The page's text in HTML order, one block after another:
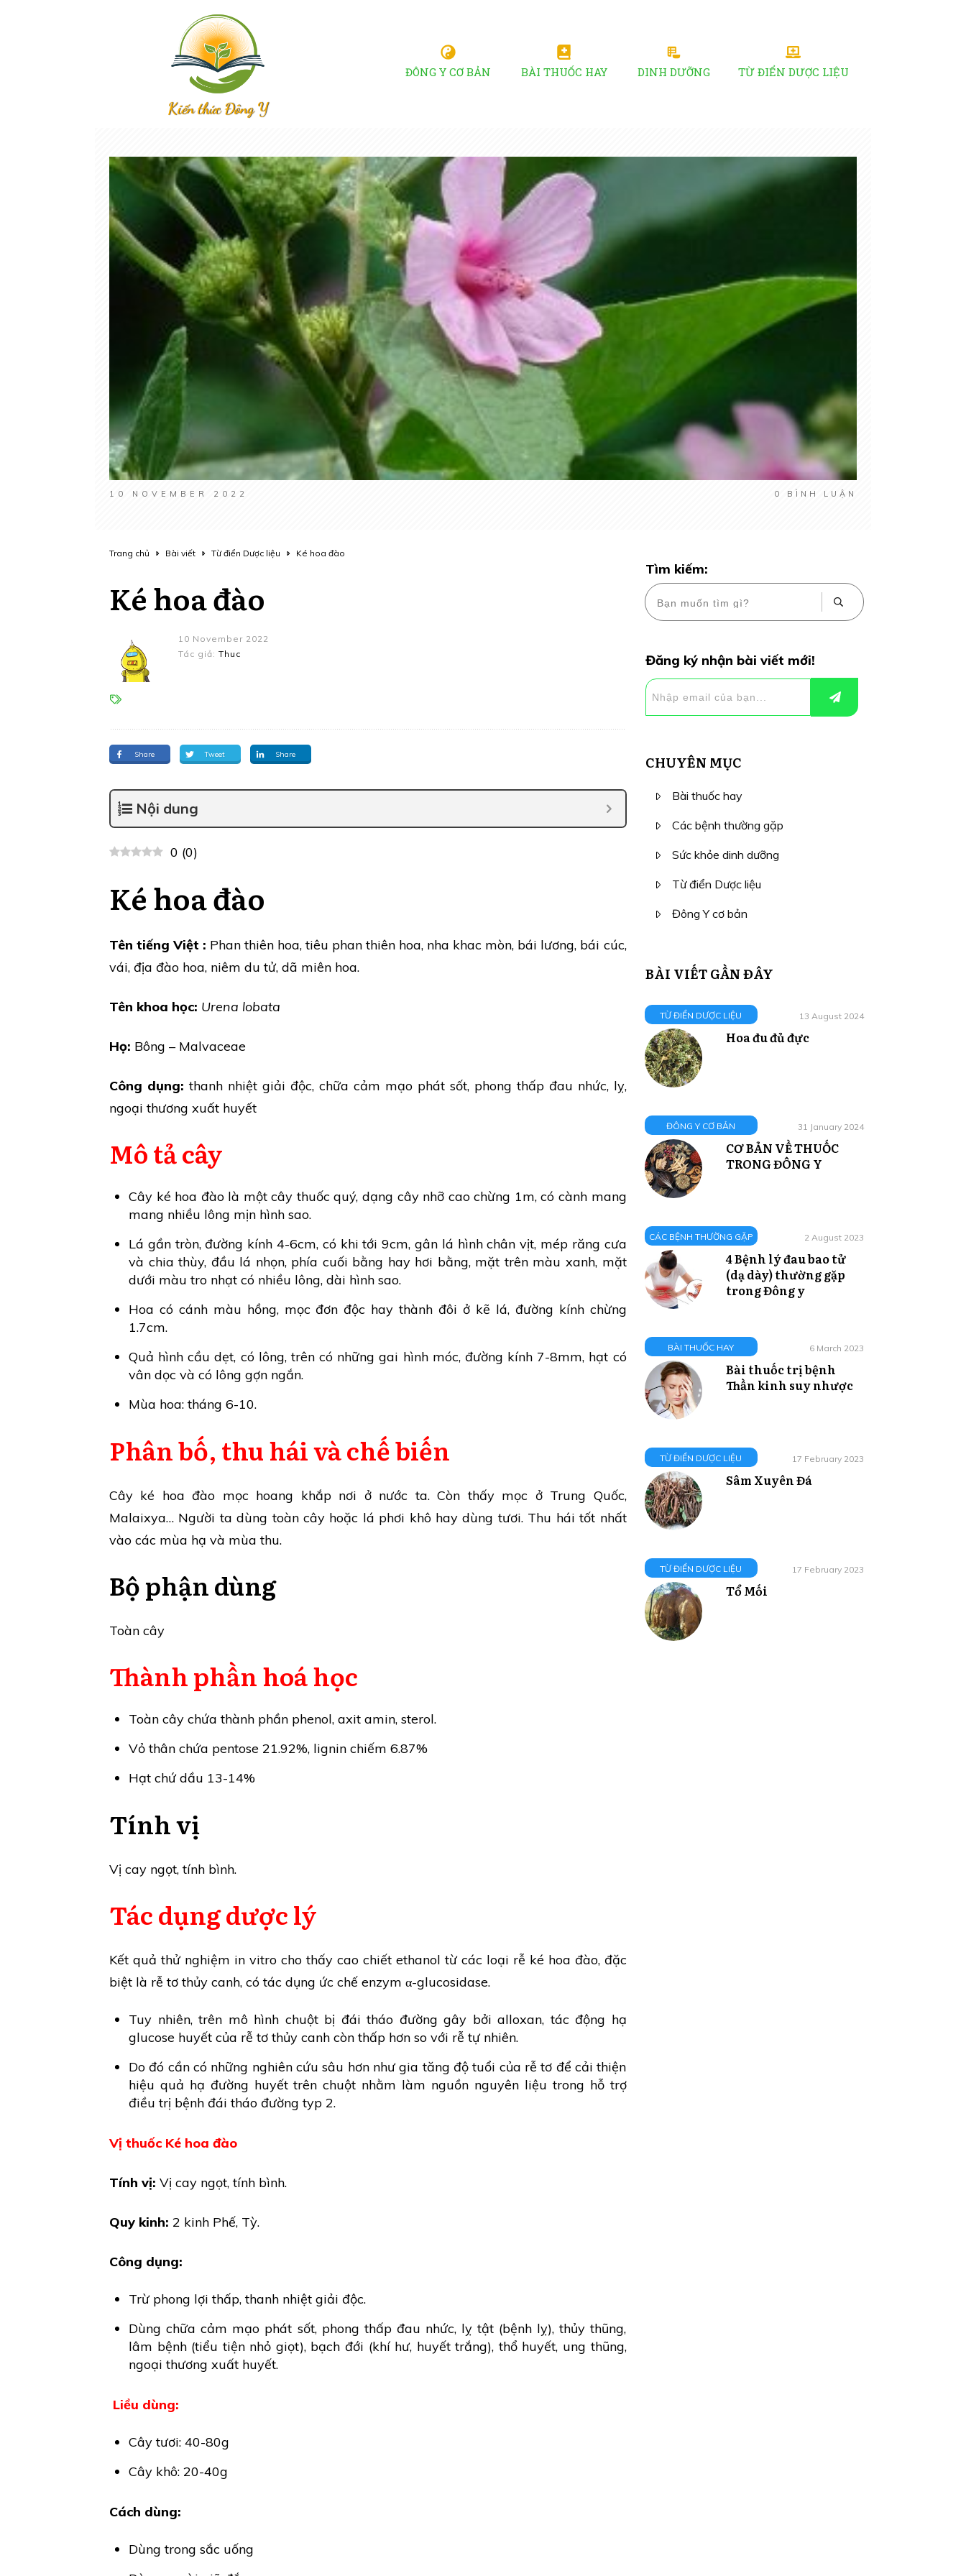
Kiến thức Đông Y
ĐÔNG Y CƠ BẢN BÀI THUỐC HAY DINH DƯỠNG TỪ ĐIỂN DƯỢC LIỆU
10 NOVEMBER 2022 0 BÌNH LUẬN
Trang chủ Bài viết Từ điển Dược liệu Ké hoa đào
Ké hoa đào
10 November 2022
Tác giả: Thuc
Share Tweet Share
Nội dung
0 (0)
Ké hoa đào
Tên tiếng Việt : Phan thiên hoa, tiêu phan thiên hoa, nha khac mòn, bái lương, bái cúc,
vái, địa đào hoa, niêm du tử, dã miên hoa.
Tên khoa học: Urena lobata
Họ: Bông – Malvaceae
Công dụng:thanh nhiệt giải độc, chữa cảm mạo phát sốt, phong thấp đau nhức, lỵ,
ngoại thương xuất huyết
Mô tả cây
Cây ké hoa đào là một cây thuốc quý, dạng cây nhỡ cao chừng 1m, có cành mang
mang nhiều lông mịn hình sao.
Lá gần tròn, đường kính 4-6cm, có khi tới 9cm, gân lá hình chân vịt, mép răng cưa
và chia thùy, đầu lá nhọn, phía cuối bằng hay hơi bằng, mặt trên màu xanh, mặt
dưới màu tro nhạt có nhiều lông, dài hình sao.
Hoa có cánh màu hồng, mọc đơn độc hay thành đôi ở kẽ lá, đường kính chừng
1.7cm.
Quả hình cầu dẹt, có lông, trên có những gai hình móc, đường kính 7-8mm, hạt có
vân dọc và có lông gợn ngắn.
Mùa hoa: tháng 6-10.
Phân bố, thu hái và chế biến
Cây ké hoa đào mọc hoang khắp nơi ở nước ta. Còn thấy mọc ở Trung Quốc,
Malaixya… Người ta dùng toàn cây hoặc lá phơi khô hay dùng tươi. Thu hái tốt nhất
vào các mùa hạ và mùa thu.
Bộ phận dùng
Toàn cây
Thành phần hoá học
Toàn cây chứa thành phần phenol, axit amin, sterol.
Vỏ thân chứa pentose 21.92%, lignin chiếm 6.87%
Hạt chứ dầu 13-14%
Tính vị
Vị cay ngọt, tính bình.
Tác dụng dược lý
Kết quả thử nghiệm in vitro cho thấy cao chiết ethanol từ các loại rễ ké hoa đào, đặc
biệt là rễ tơ thủy canh, có tác dụng ức chế enzym α-glucosidase.
Tuy nhiên, trên mô hình chuột bị đái tháo đường gây bởi alloxan, tác động hạ
glucose huyết của rễ tơ thủy canh còn thấp hơn so với rễ tự nhiên.
Do đó cần có những nghiên cứu sâu hơn như gia tăng độ tuổi của rễ tơ để cải thiện
hiệu quả hạ đường huyết trên chuột nhằm làm nguồn nguyên liệu trong hỗ trợ
điều trị bệnh đái tháo đường typ 2.
Vị thuốc Ké hoa đào
Tính vị: Vị cay ngọt, tính bình.
Quy kinh: 2 kinh Phế, Tỳ.
Công dụng:
Trừ phong lợi thấp, thanh nhiệt giải độc.
Dùng chữa cảm mạo phát sốt, phong thấp đau nhức, lỵ tật (bệnh lỵ), thủy thũng,
lâm bệnh (tiểu tiện nhỏ giọt), bạch đới (khí hư, huyết trắng), thổ huyết, ung thũng,
ngoại thương xuất huyết.
Liều dùng:
Cây tươi: 40-80g
Cây khô: 20-40g
Cách dùng:
Dùng trong sắc uống
Tìm kiếm:
Đăng ký nhận bài viết mới!
CHUYÊN MỤC
Bài thuốc hay
Các bệnh thường gặp
Sức khỏe dinh dưỡng
Từ điển Dược liệu
Đông Y cơ bản
BÀI VIẾT GẦN ĐÂY
TỪ ĐIỂN DƯỢC LIỆU 13 August 2024
Hoa đu đủ đực
ĐÔNG Y CƠ BẢN 31 January 2024
CƠ BẢN VỀ THUỐC
TRONG ĐÔNG Y
CÁC BỆNH THƯỜNG GẶP 2 August 2023
4 Bệnh lý đau bao tử
(dạ dày) thường gặp
trong Đông y
BÀI THUỐC HAY 6 March 2023
Bài thuốc trị bệnh
Thần kinh suy nhược
TỪ ĐIỂN DƯỢC LIỆU 17 February 2023
Sâm Xuyên Đá
TỪ ĐIỂN DƯỢC LIỆU 17 February 2023
Tổ Mối